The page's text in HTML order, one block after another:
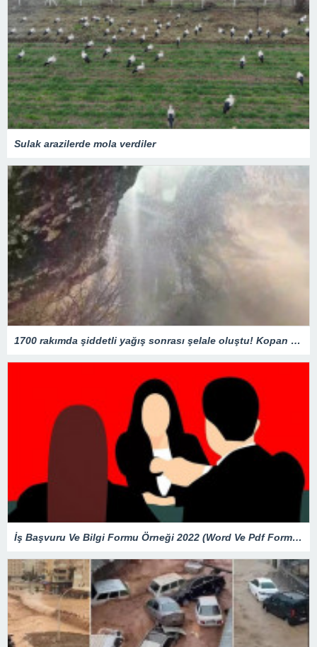
Sulak arazilerde mola verdiler
1700 rakımda şiddetli yağış sonrası şelale oluştu! Kopan kaya parçaları yola savruldu
İş Başvuru Ve Bilgi Formu Örneği 2022 (Word Ve Pdf Formatında)